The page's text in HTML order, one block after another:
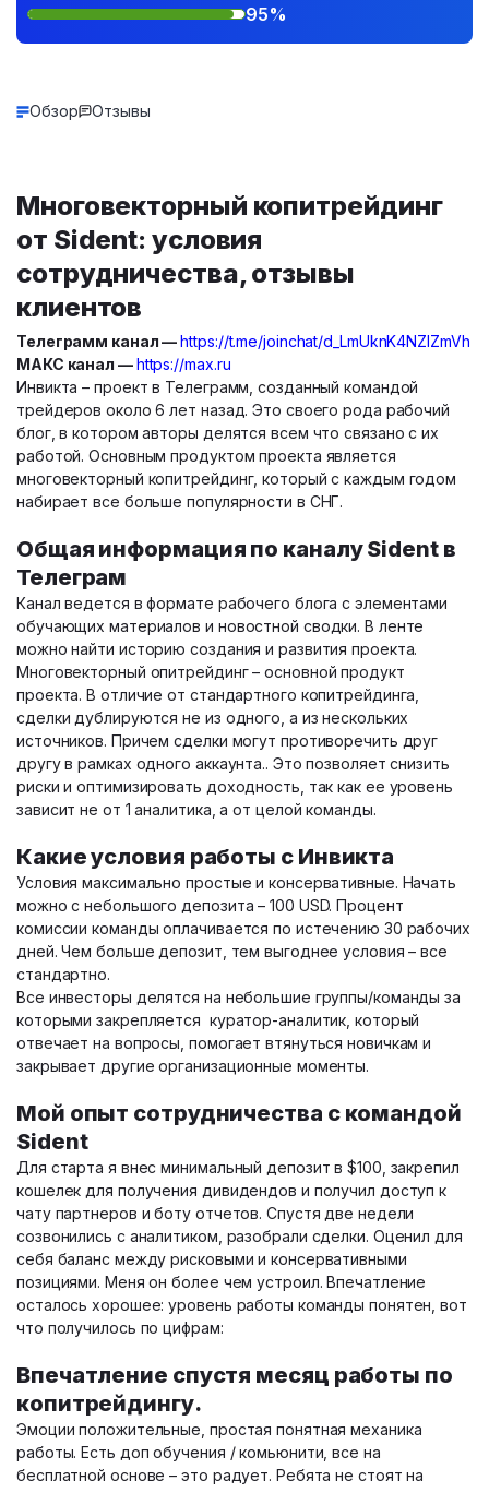
95%
Обзор Отзывы
Многовекторный копитрейдинг
от Sident: условия
сотрудничества, отзывы
клиентов
Телеграмм канал —https://t.me/joinchat/d_LmUknK4NZlZmVh
МАКС канал —https://max.ru
Инвикта – проект в Телеграмм, созданный командой
трейдеров около 6 лет назад. Это своего рода рабочий
блог, в котором авторы делятся всем что связано с их
работой. Основным продуктом проекта является
многовекторный копитрейдинг, который с каждым годом
набирает все больше популярности в СНГ.
Общая информация по каналу Sident в
Телеграм
Канал ведется в формате рабочего блога с элементами
обучающих материалов и новостной сводки. В ленте
можно найти историю создания и развития проекта.
Многовекторный опитрейдинг – основной продукт
проекта. В отличие от стандартного копитрейдинга,
сделки дублируются не из одного, а из нескольких
источников. Причем сделки могут противоречить друг
другу в рамках одного аккаунта.. Это позволяет снизить
риски и оптимизировать доходность, так как ее уровень
зависит не от 1 аналитика, а от целой команды.
Какие условия работы с Инвикта
Условия максимально простые и консервативные. Начать
можно с небольшого депозита – 100 USD. Процент
комиссии команды оплачивается по истечению 30 рабочих
дней. Чем больше депозит, тем выгоднее условия – все
стандартно.
Все инвесторы делятся на небольшие группы/команды за
которыми закрепляется куратор-аналитик, который
отвечает на вопросы, помогает втянуться новичкам и
закрывает другие организационные моменты.
Мой опыт сотрудничества с командой
Sident
Для старта я внес минимальный депозит в $100, закрепил
кошелек для получения дивидендов и получил доступ к
чату партнеров и боту отчетов. Спустя две недели
созвонились с аналитиком, разобрали сделки. Оценил для
себя баланс между рисковыми и консервативными
позициями. Меня он более чем устроил. Впечатление
осталось хорошее: уровень работы команды понятен, вот
что получилось по цифрам:
Впечатление спустя месяц работы по
копитрейдингу.
Эмоции положительные, простая понятная механика
работы. Есть доп обучения / комьюнити, все на
бесплатной основе – это радует. Ребята не стоят на